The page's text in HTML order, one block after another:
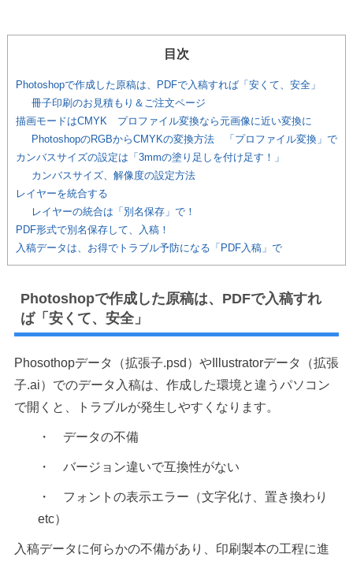
目次
Photoshopで作成した原稿は、PDFで入稿すれば「安くて、安全」
冊子印刷のお見積もり＆ご注文ページ
描画モードはCMYK プロファイル変換なら元画像に近い変換に
PhotoshopのRGBからCMYKの変換方法 「プロファイル変換」で
カンバスサイズの設定は「3mmの塗り足しを付け足す！」
カンバスサイズ、解像度の設定方法
レイヤーを統合する
レイヤーの統合は「別名保存」で！
PDF形式で別名保存して、入稿！
入稿データは、お得でトラブル予防になる「PDF入稿」で
Photoshopで作成した原稿は、PDFで入稿すれ
ば「安くて、安全」
Phosothopデータ（拡張子.psd）やIllustratorデータ（拡張
子.ai）でのデータ入稿は、作成した環境と違うパソコン
で開くと、トラブルが発生しやすくなります。
・ データの不備
・ バージョン違いで互換性がない
・ フォントの表示エラー（文字化け、置き換わり
etc）
入稿データに何らかの不備があり、印刷製本の工程に進